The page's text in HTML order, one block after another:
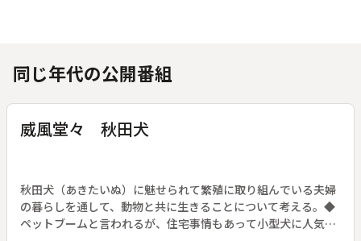
同じ年代の公開番組
威風堂々 秋田犬
秋田犬（あきたいぬ）に魅せられて繁殖に取り組んでいる夫婦
の暮らしを通して、動物と共に生きることについて考える。◆
ペットブームと言われるが、住宅事情もあって小型犬に人気が